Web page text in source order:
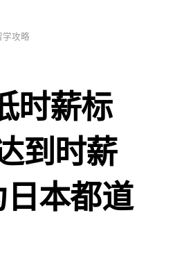
学攻略
时薪标
到时薪
本都道